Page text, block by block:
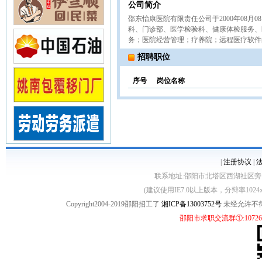
公司简介
邵东怡康医院有限责任公司于2000年08月
科、门诊部、医学检验科、健康体检服务
务；医院经营管理；疗养院；远程医疗软
招聘职位
序号 岗位名称
注册协议
联系地址:邵阳市北塔区西湖社区旁
(建议使用IE7.0以上版本，分辩率
Copyright2004-2019邵阳招工了 湘ICP备13003752号 未经允许不
邵阳市求职交流群